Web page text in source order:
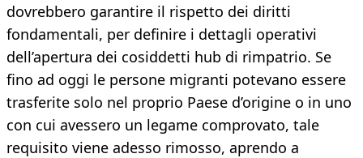
dovrebbero garantire il rispetto dei diritti
fondamentali, per definire i dettagli operativi
dell’apertura dei cosiddetti hub di rimpatrio. Se
fino ad oggi le persone migranti potevano essere
trasferite solo nel proprio Paese d’origine o in uno
con cui avessero un legame comprovato, tale
requisito viene adesso rimosso, aprendo a